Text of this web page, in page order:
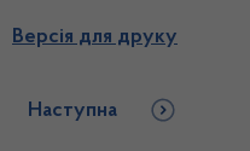
Версія для друку
Наступна